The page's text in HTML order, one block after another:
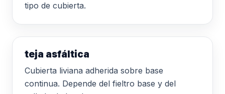
tipo de cubierta.
teja asfáltica
Cubierta liviana adherida sobre base
continua. Depende del fieltro base y del